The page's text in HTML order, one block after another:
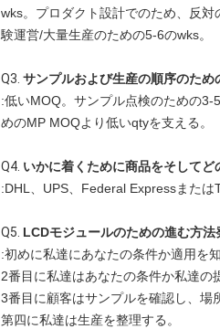
wks。プロダクト設計でのため、反
験運営/大量生産のための5-6のwks。
Q3. サンプルおよび生産の順序のため
:低いMOQ。サンプル点検のための
めのMP MOQより低いqtyを支える。
Q4. いかに着くために商品をそしてど
:DHL、UPS、Federal Expressまたは
Q5. LCDモジュールのための進む方法
:初めに私達にあなたの条件か適用を
2番目に私達はあなたの条件か私達の
3番目に顧客はサンプルを確認し、場
第四に私達は生産を整理する。